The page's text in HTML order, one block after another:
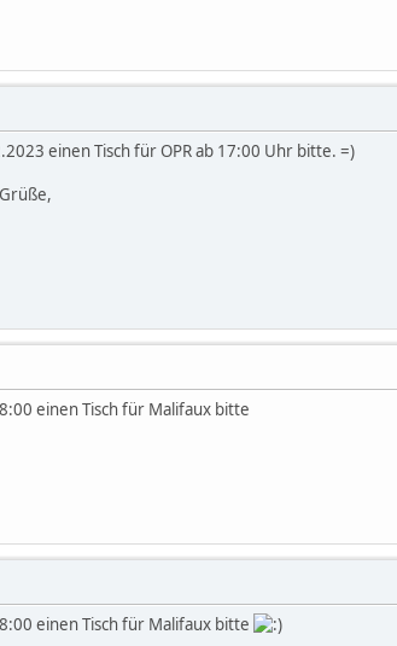
einen Tisch für OPR ab 17:00 Uhr bitte. =)
einen Tisch für Malifaux bitte
einen Tisch für Malifaux bitte